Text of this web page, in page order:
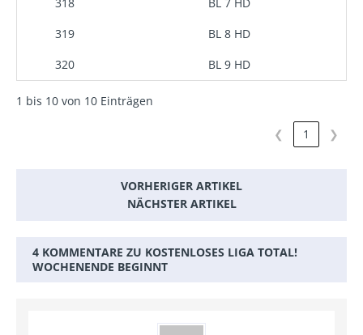
319
BL 8 HD
320
BL 9 HD
1 bis 10 von 10 Einträgen
❮ 1 ❯
VORHERIGER ARTIKEL
NÄCHSTER ARTIKEL
4 KOMMENTARE ZU KOSTENLOSES LIGA TOTAL!
WOCHENENDE BEGINNT